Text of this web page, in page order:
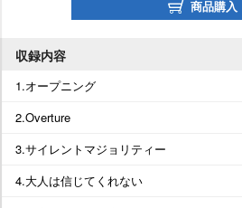
商品購入
収録内容
1.オープニング
2.Overture
3.サイレントマジョリティー
4.大人は信じてくれない